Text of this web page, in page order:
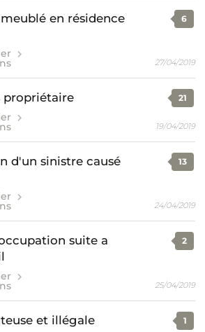
en résidence
6
27/04/2019
propriétaire 21
19/04/2019
d'un sinistre causé
13
24/04/2019
suite a
2
25/04/2019
et illégale 1